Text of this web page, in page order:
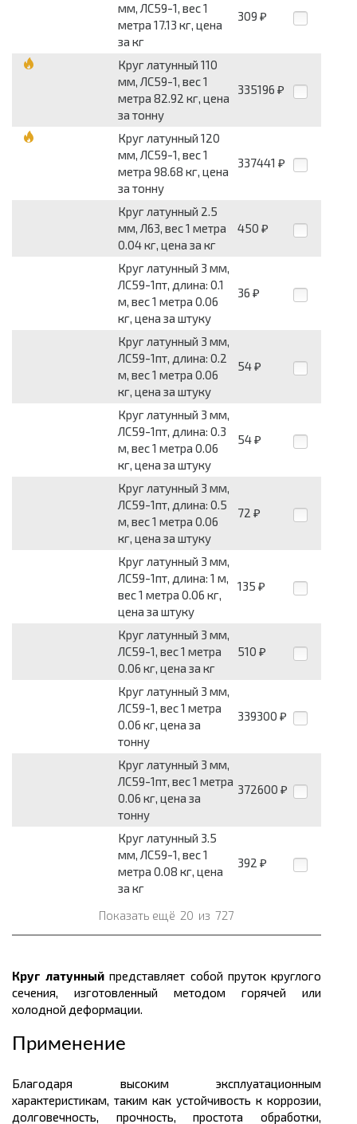
мм, ЛС59-1, вес 1
метра 17.13 кг, цена
за кг
309 ₽
Круг латунный 110
мм, ЛС59-1, вес 1
метра 82.92 кг, цена
за тонну
335196 ₽
Круг латунный 120
мм, ЛС59-1, вес 1
метра 98.68 кг, цена
за тонну
337441 ₽
Круг латунный 2.5
мм, Л63, вес 1 метра
0.04 кг, цена за кг
450 ₽
Круг латунный 3 мм,
ЛС59-1пт, длина: 0.1
м, вес 1 метра 0.06
кг, цена за штуку
36 ₽
Круг латунный 3 мм,
ЛС59-1пт, длина: 0.2
м, вес 1 метра 0.06
кг, цена за штуку
54 ₽
Круг латунный 3 мм,
ЛС59-1пт, длина: 0.3
м, вес 1 метра 0.06
кг, цена за штуку
54 ₽
Круг латунный 3 мм,
ЛС59-1пт, длина: 0.5
м, вес 1 метра 0.06
кг, цена за штуку
72 ₽
Круг латунный 3 мм,
ЛС59-1пт, длина: 1 м,
вес 1 метра 0.06 кг,
цена за штуку
135 ₽
Круг латунный 3 мм,
ЛС59-1, вес 1 метра
0.06 кг, цена за кг
510 ₽
Круг латунный 3 мм,
ЛС59-1, вес 1 метра
0.06 кг, цена за
тонну
339300 ₽
Круг латунный 3 мм,
ЛС59-1пт, вес 1 метра
0.06 кг, цена за
тонну
372600 ₽
Круг латунный 3.5
мм, ЛС59-1, вес 1
метра 0.08 кг, цена
за кг
392 ₽
Показать ещё 20 из 727
Круг латунный представляет собой пруток круглого
сечения, изготовленный методом горячей или
холодной деформации.
Применение
Благодаря высоким эксплуатационным
характеристикам, таким как устойчивость к коррозии,
долговечность, прочность, простота обработки,